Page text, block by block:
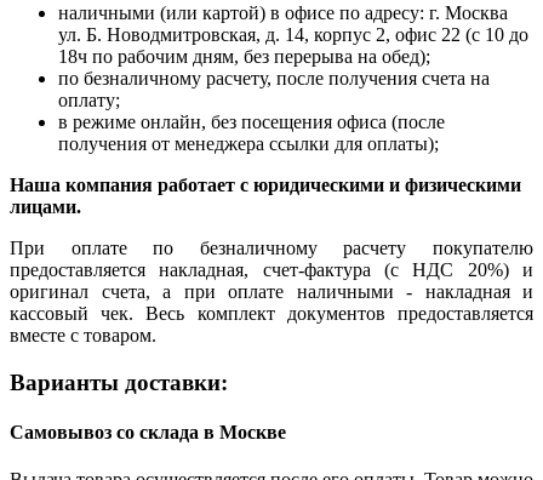
наличными (или картой) в офисе по адресу: г. Москва
ул. Б. Новодмитровская, д. 14, корпус 2, офис 22 (с 10 до
18ч по рабочим дням, без перерыва на обед);
по безналичному расчету, после получения счета на
оплату;
в режиме онлайн, без посещения офиса (после
получения от менеджера ссылки для оплаты);
Наша компания работает с юридическими и физическими
лицами.
При оплате по безналичному расчету покупателю
предоставляется накладная, счет-фактура (с НДС 20%) и
оригинал счета, а при оплате наличными - накладная и
кассовый чек. Весь комплект документов предоставляется
вместе с товаром.
Варианты доставки:
Самовывоз со склада в Москве